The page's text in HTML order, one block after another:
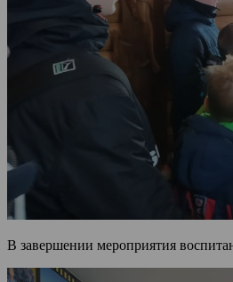
В завершении мероприятия